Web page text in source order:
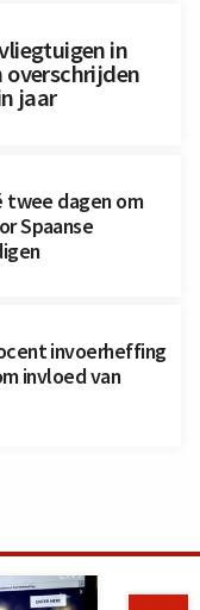
in
overschrijden
jaar
dagen om
Spaanse
invoerheffing
invloed van